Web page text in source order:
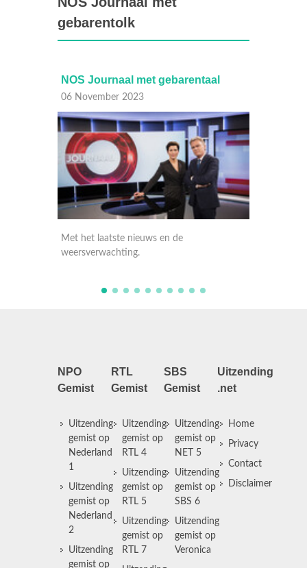
gebarentolk
NOS Journaal met gebarentaal
06 November 2023
Met het laatste nieuws en de
weersverwachting.
NPO
Gemist
Uitzending
gemist op
Nederland
1
Uitzending
gemist op
Nederland
2
Uitzending
gemist op
RTL
Gemist
Uitzending
gemist op
RTL 4
Uitzending
gemist op
RTL 5
Uitzending
gemist op
RTL 7
SBS
Gemist
Uitzending
gemist op
NET 5
Uitzending
gemist op
SBS 6
Uitzending
gemist op
Veronica
Uitzending
.net
Home
Privacy
Contact
Disclaimer